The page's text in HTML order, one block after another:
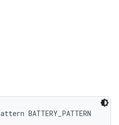
BATTERY_PATTERN